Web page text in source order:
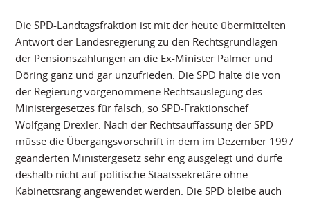
Die SPD-Landtagsfraktion ist mit der heute übermittelten
Antwort der Landesregierung zu den Rechtsgrundlagen
der Pensionszahlungen an die Ex-Minister Palmer und
Döring ganz und gar unzufrieden. Die SPD halte die von
der Regierung vorgenommene Rechtsauslegung des
Ministergesetzes für falsch, so SPD-Fraktionschef
Wolfgang Drexler. Nach der Rechtsauffassung der SPD
müsse die Übergangsvorschrift in dem im Dezember 1997
geänderten Ministergesetz sehr eng ausgelegt und dürfe
deshalb nicht auf politische Staatssekretäre ohne
Kabinettsrang angewendet werden. Die SPD bleibe auch